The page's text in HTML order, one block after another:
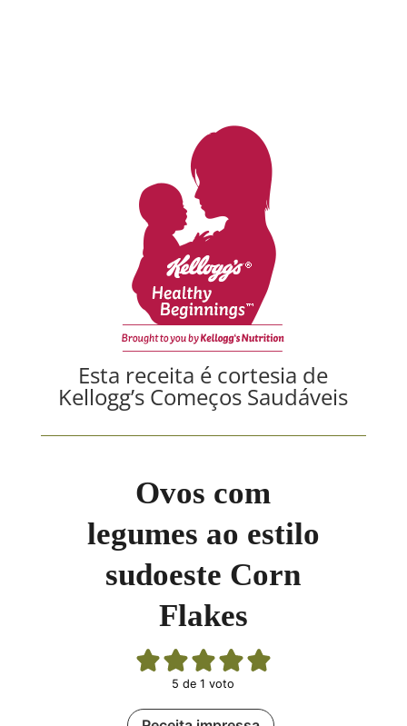
Esta receita é cortesia de
Kellogg’s Começos Saudáveis
Ovos com
legumes ao estilo
sudoeste Corn
Flakes
5 de 1 voto